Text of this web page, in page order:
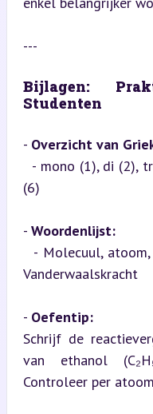
---
Bijlagen:
Studenten
- Overzicht van
(6)
- Woordenlijst:
Vanderwaalskracht
- Oefentip:
Schrijf de
van ethanol
Controleer per